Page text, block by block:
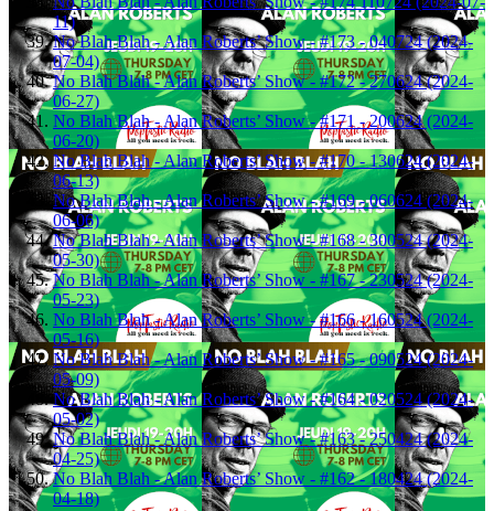
11)
No Blah Blah - Alan Roberts’ Show - #173 - 040724 (2024-
07-04)
No Blah Blah - Alan Roberts’ Show - #172 - 270624 (2024-
06-27)
No Blah Blah - Alan Roberts’ Show - #171 - 200624 (2024-
06-20)
No Blah Blah - Alan Roberts’ Show - #170 - 130624 (2024-
06-13)
No Blah Blah - Alan Roberts’ Show - #169 - 060624 (2024-
06-06)
No Blah Blah - Alan Roberts’ Show - #168 - 300524 (2024-
05-30)
No Blah Blah - Alan Roberts’ Show - #167 - 230524 (2024-
05-23)
No Blah Blah - Alan Roberts’ Show - #166 - 160524 (2024-
05-16)
No Blah Blah - Alan Roberts’ Show - #165 - 090524 (2024-
05-09)
No Blah Blah - Alan Roberts’ Show - #164 - 020524 (2024-
05-02)
No Blah Blah - Alan Roberts’ Show - #163 - 250424 (2024-
04-25)
No Blah Blah - Alan Roberts’ Show - #162 - 180424 (2024-
04-18)